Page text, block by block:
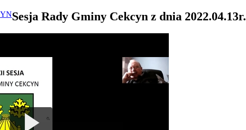
Sesja Rady Gminy Cekcyn z dnia 2022.04.13r.